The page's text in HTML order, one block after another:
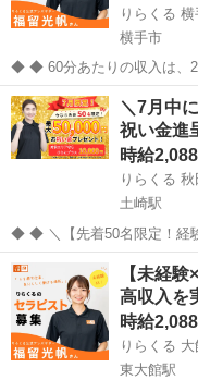
りらくる
横手市
◆ ◆ 60分あたりの収入は、2,088円～3,510円！ セラピスト１人あた
りの施術数がコロナ禍前と
付けてしっかり稼ぐなら今がチャンス！ ★応募
覧下さい...
秋田 横手市 セラピ
＼7月中
祝い金進
時給
りらくる
土崎駅
◆ ◆ ＼【先着50名限定！経験者向けキャンペーン実施中／ リラクゼ
ーション経験者限定！ 2026
回以上入店された先着50名
東京都・...
秋田 土崎駅
【未経
高収入を
時給
りらくる
東大館駅